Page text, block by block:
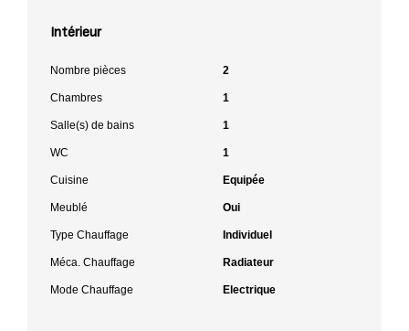
Intérieur
Nombre pièces 2
Chambres 1
Salle(s) de bains 1
WC 1
Cuisine Equipée
Meublé Oui
Type Chauffage Individuel
Méca. Chauffage Radiateur
Mode Chauffage Electrique